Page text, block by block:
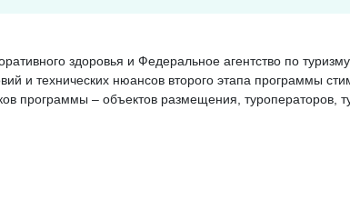
здоровья и Федеральное агентство по
технических нюансов второго этапа программы
программы – объектов размещения, туроператоров,